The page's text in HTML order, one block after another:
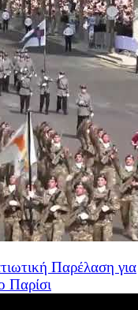
Παρέλαση για
Παρίσι